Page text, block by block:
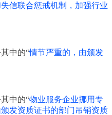
信联合惩戒机制，加强行业
其中的“情节严重的，由颁发
其中的“物业服务企业挪用专
发资质证书的部门吊销资质